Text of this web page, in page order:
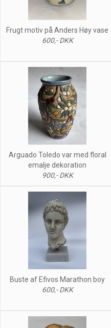
Frugt motiv på Anders Høy vase
600,- DKK
Arguado Toledo var med floral
emalje dekoration
900,- DKK
Buste af Efivos Marathon boy
600,- DKK